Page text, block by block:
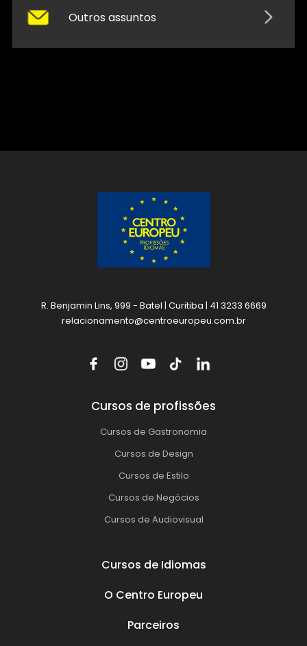
Outros assuntos
R. Benjamin Lins, 999 - Batel | Curitiba | 41 3233 6669
relacionamento@centroeuropeu.com.br
Cursos de profissões
Cursos de Gastronomia
Cursos de Design
Cursos de Estilo
Cursos de Negócios
Cursos de Audiovisual
Cursos de Idiomas
O Centro Europeu
Parceiros